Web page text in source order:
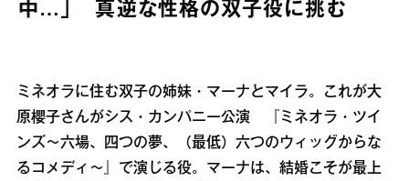
中…」 真逆な性格の双子役に挑む
ミネオラに住む双子の姉妹・マーナとマイラ。これが大
原櫻子さんがシス・カンパニー公演 『ミネオラ・ツイ
ンズ～六場、四つの夢、（最低）六つのウィッグからな
るコメディ～』で演じる役。マーナは、結婚こそが最上